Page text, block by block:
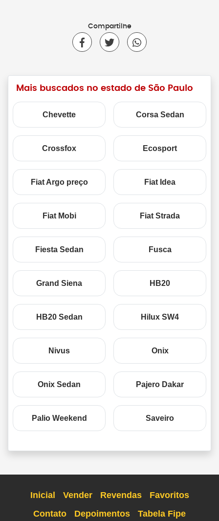
Compartilhe
Mais buscados no estado de São Paulo
Chevette Corsa Sedan
Crossfox Ecosport
Fiat Argo preço Fiat Idea
Fiat Mobi Fiat Strada
Fiesta Sedan Fusca
Grand Siena HB20
HB20 Sedan Hilux SW4
Nivus Onix
Onix Sedan Pajero Dakar
Palio Weekend Saveiro
Inicial Vender Revendas
Favoritos
Contato
Depoimentos
Tabela Fipe